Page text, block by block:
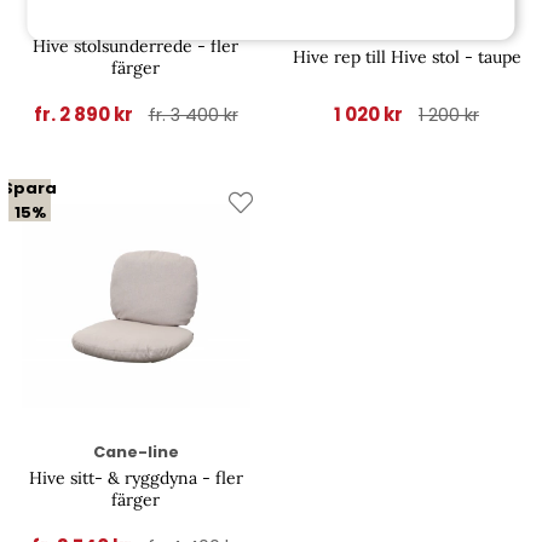
Hive stolsunderrede - fler
färger
fr. 2 890 kr fr. 3 400 kr
Hive rep till Hive stol - taupe
1 020 kr 1 200 kr
Spara
15%
Cane-line
Hive sitt- & ryggdyna - fler
färger